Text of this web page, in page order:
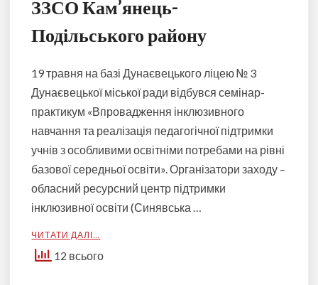
ЗЗСО Кам’янець-
Подільського району
19 травня на базі Дунаєвецького ліцею № 3
Дунаєвецької міської ради відбувся семінар-
практикум «Впровадження інклюзивного
навчання та реалізація педагогічної підтримки
учнів з особливими освітніми потребами на рівні
базової середньої освіти». Організатори заходу –
обласний ресурсний центр підтримки
інклюзивної освіти (Синявська …
ЧИТАТИ ДАЛІ…
12 всього